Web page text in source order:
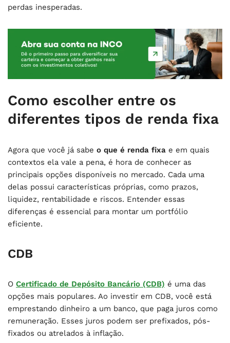
perdas inesperadas.
Como escolher entre os
diferentes tipos de renda fixa
Agora que você já sabe o que é renda fixa e em quais
contextos ela vale a pena, é hora de conhecer as
principais opções disponíveis no mercado. Cada uma
delas possui características próprias, como prazos,
liquidez, rentabilidade e riscos. Entender essas
diferenças é essencial para montar um portfólio
eficiente.
CDB
O Certificado de Depósito Bancário (CDB) é uma das
opções mais populares. Ao investir em CDB, você está
emprestando dinheiro a um banco, que paga juros como
remuneração. Esses juros podem ser prefixados, pós-
fixados ou atrelados à inflação.